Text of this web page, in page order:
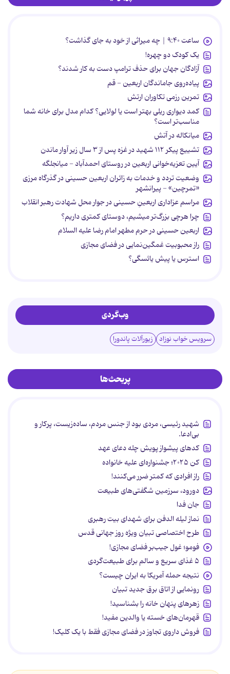
ساعت ۹:۴۰ | چه میراثی از خود به جای گذاشت؟
یک کودک دو چهره!
آزادگان جهان برای حذف ترامپ دست به کار شدند؟
پیاده‌روی جاماندگان اربعین - قم
تمرین رزمی تکاوران ارتش
کمد دیواری ریلی بهتر است یا لولایی؟ کدام مدل برای خانه شما
مناسب‌تر است؟
میانکاله در آتش
تشییع پیکر ۱۱۲ شهید در غزه پس از ۳ سال زیر آوار ماندن
آیین تعزیه‌خوانی اربعین در روستای احمدآباد - میانجلگه
وضعیت تردد و خدمات به زائران اربعین حسینی در گذرگاه مرزی
«تمرچین» - پیرانشهر
مراسم عزاداری اربعینِ حسینی در جوار محل شهادت رهبر انقلاب
چرا هرچی بزرگ‌تر میشیم، دوستای کمتری داریم؟
اربعین حسینی در حرم مطهر امام رضا علیه السلام
راز محبوبیت غمگین‌نمایی در فضای مجازی
استرس یا پیش یائسگی؟
وب‌گردی
سرویس خواب نوزاد زیورآلات پاندورا
پربحث‌ها
شهید رئیسی، مردی بود از جنس مردم، ساده‌زیست، پرکار و
بی‌ادعا.
کدهای پیشواز پویش چله دعای عهد
کن ۲۰۲۵؛ جشنواره‌ای علیه خانواده
راز افرادی که کمتر ضرر می‌کنند!
دورود، سرزمین شگفتی‌های طبیعت
جان فدا
نماز لیله الدفن برای شهدای بیت رهبری
طرح اختصاصی تبیان ویژه روز جهانی قدس
فومو؛ غول جیب‌بر فضای مجازی!
۵ غذای سریع و سالم برای طبیعت‌گردی
نتیجه حمله آمریکا به ایران چیست؟
رونمایی از اتاق برق جدید تبیان
زهرهای پنهان خانه را بشناسید!
قهرمان‌های خسته یا والدین مفید!
فروش داروی تجاوز در فضای مجازی فقط با یک کلیک!